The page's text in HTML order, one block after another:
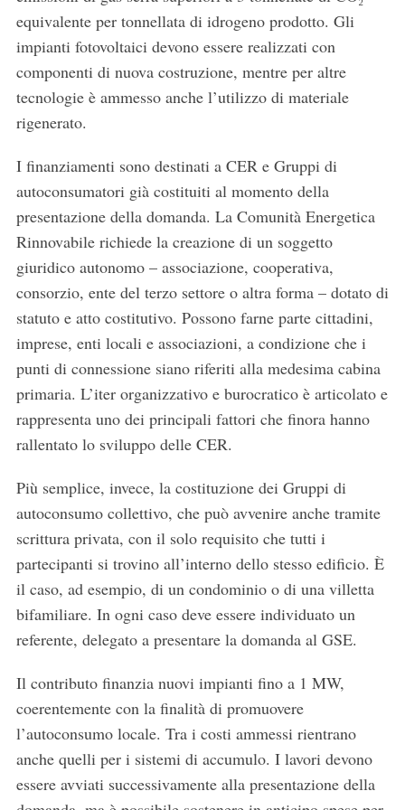
equivalente per tonnellata di idrogeno prodotto. Gli
impianti fotovoltaici devono essere realizzati con
componenti di nuova costruzione, mentre per altre
tecnologie è ammesso anche l’utilizzo di materiale
rigenerato.
I finanziamenti sono destinati a CER e Gruppi di
autoconsumatori già costituiti al momento della
presentazione della domanda. La Comunità Energetica
Rinnovabile richiede la creazione di un soggetto
giuridico autonomo – associazione, cooperativa,
consorzio, ente del terzo settore o altra forma – dotato di
statuto e atto costitutivo. Possono farne parte cittadini,
imprese, enti locali e associazioni, a condizione che i
punti di connessione siano riferiti alla medesima cabina
primaria. L’iter organizzativo e burocratico è articolato e
rappresenta uno dei principali fattori che finora hanno
rallentato lo sviluppo delle CER.
Più semplice, invece, la costituzione dei Gruppi di
autoconsumo collettivo, che può avvenire anche tramite
scrittura privata, con il solo requisito che tutti i
partecipanti si trovino all’interno dello stesso edificio. È
il caso, ad esempio, di un condominio o di una villetta
bifamiliare. In ogni caso deve essere individuato un
referente, delegato a presentare la domanda al GSE.
Il contributo finanzia nuovi impianti fino a 1 MW,
coerentemente con la finalità di promuovere
l’autoconsumo locale. Tra i costi ammessi rientrano
anche quelli per i sistemi di accumulo. I lavori devono
essere avviati successivamente alla presentazione della
S
a
r
c
f
: